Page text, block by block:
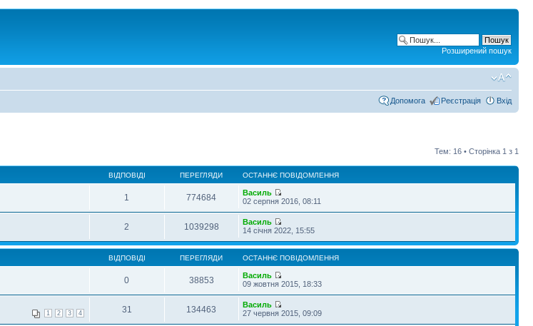
Розширений пошук
Допомога Реєстрація Вхід
Тем: 16 • Сторінка 1 з 1
ВІДПОВІДІ ПЕРЕГЛЯДИ ОСТАННЄ ПОВІДОМЛЕННЯ
1 774684
Василь
02 серпня 2016, 08:11
2 1039298
Василь
14 січня 2022, 15:55
ВІДПОВІДІ ПЕРЕГЛЯДИ ОСТАННЄ ПОВІДОМЛЕННЯ
0 38853
Василь
09 жовтня 2015, 18:33
1 2 3 4 31 134463
Василь
27 червня 2015, 09:09